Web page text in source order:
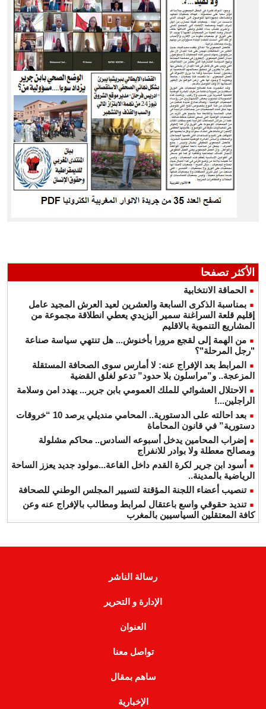
الأكثر تصفحا
الحماقة الانتخابية
بمناسبة الذكرى السابعة والعشرين لعيد العرش المجيد عامل
إقليم قلعة السراغنة سمير اليزيدي يعطي انطلاقة مجموعة من
المشاريع التنموية بالاقليم
من الهمة إلى لقجع مرورا بأخنوش... هل تنتهي سياسة صناعة
"رجل المرحلة"؟
المرابط بعد الإفراج عنه: لا أمارس سوى الصحافة المستقلة
المزعجة.. و”مراسلون بلا حدود” تدعو لغلق القضية
الاحتلال العشوائي للملك العمومي بابن جرير... يهدد امن وسلامة
الراجلين...!
بعد احالته على الدستورية.. المحامي منديلي يرصد 10 “خروقات
دستورية” في قانون المحاماة
إضراب المحامين يدخل أسبوعه السادس.. محاكم مشلولة
ومصالح معطلة ولا بوادر للانفراج
أسود ابن جرير لكرة القدم داخل القاعة...مولود جديد يعزز الساحة
الرياضية بالمدينة..
تنصيب أعضاء اللجنة المؤقتة لتسيير المجلس الوطني للصحافة
تنديد حقوقي واسع باعتقال لمرابط ومطالب بالإفراج عنه وعن
كافة المعتقلين السياسيين بالمغرب
رسالة الناشر
الإدارة و التحرير
العنوان
تواصل معنا
ساهم بمقال
الإخبارية